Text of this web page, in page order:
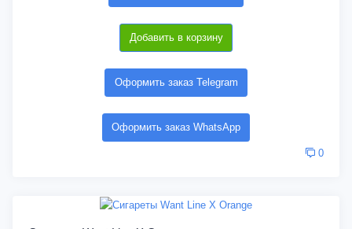
Добавить в корзину
Оформить заказ Telegram
Оформить заказ WhatsApp
0